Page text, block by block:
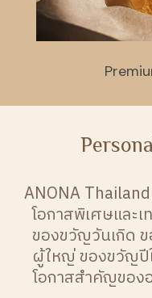
ANONA
โอกาสพิเศษและเ
ของขวัญวันเกิด
ผู้ใหญ่ ของขวัญปี
โอกาสสำคัญของ